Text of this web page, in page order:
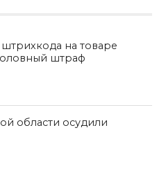
на товаре
штраф
области осудили